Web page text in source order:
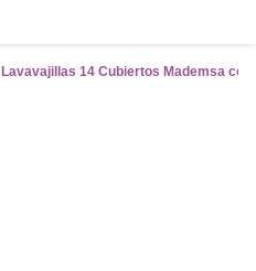
Lavavajillas 14 Cubiertos Mademsa con